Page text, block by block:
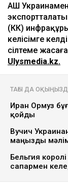
АҚШ
(КҚК)
келісімге
сілтеме
Ulysmedia.kz.
ТАҒЫ ДА
Иран Ормуз
қойды
Вучич
маңызды
Бельгия
сапармен